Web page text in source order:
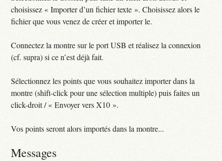
choisissez « Importer d’un fichier texte ». Choisissez alors le
fichier que vous venez de créer et importer le.
Connectez la montre sur le port USB et réalisez la connexion
(cf. supra) si ce n’est déjà fait.
Sélectionnez les points que vous souhaitez importer dans la
montre (shift-click pour une sélection multiple) puis faites un
click-droit / « Envoyer vers X10 ».
Vos points seront alors importés dans la montre...
Messages